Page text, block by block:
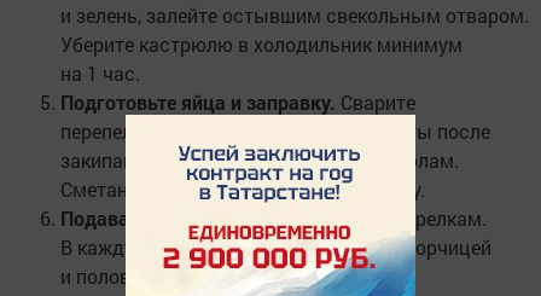
и зелень, залейте остывшим свекольным отваром.
Уберите кастрюлю в холодильник минимум
на 1 час.
Подготовьте яйца и заправку. Сварите
перепелиные яйца вкрутую (3–4 минуты после
закипания), очистите и разрежьте пополам.
Сметану смешайте с горчицей по вкусу.
Подавайте.
Разлейте свекольник по тарелкам.
В каждую добавьте ложку сметаны с горчицей
и половинки яиц.